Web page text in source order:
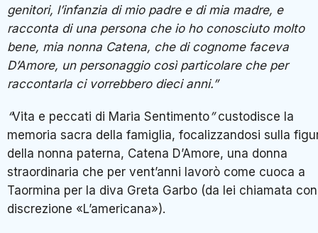
genitori, l’infanzia di mio padre e di mia madre, e
racconta di una persona che io ho conosciuto molto
bene, mia nonna Catena, che di cognome faceva
D’Amore, un personaggio così particolare che per
raccontarla ci vorrebbero dieci anni.”
“Vita e peccati di Maria Sentimento”custodisce la
memoria sacra della famiglia, focalizzandosi sulla
della nonna paterna, Catena D’Amore, una donna
straordinaria che per vent’anni lavorò come cuoca a
Taormina per la diva Greta Garbo (da lei chiamata con
discrezione «L’americana»).